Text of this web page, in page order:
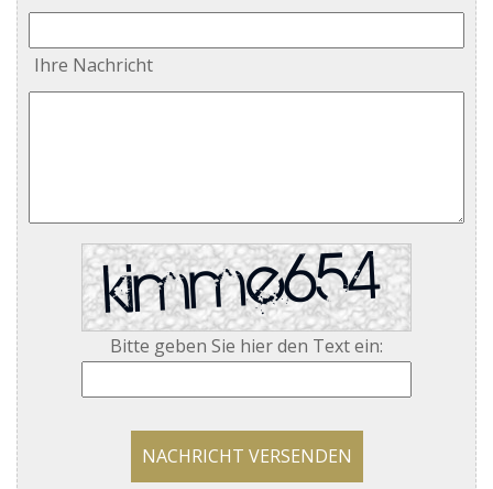
Ihre Nachricht
Bitte geben Sie hier den Text ein:
NACHRICHT VERSENDEN